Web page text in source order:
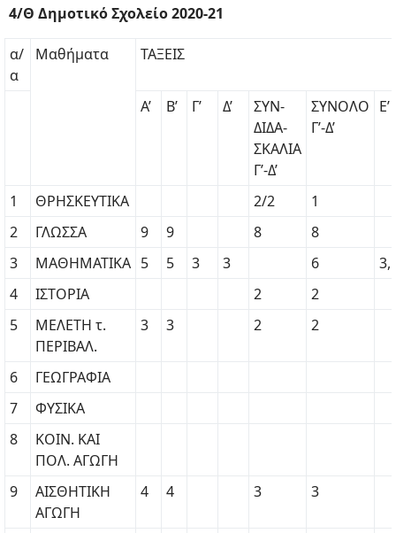
4/Θ Δημοτικό Σχολείο 2020-21
α/
α
Μαθήματα ΤΑΞΕΙΣ
Α’ Β’ Γ’ Δ’
ΣΥΝ-
ΔΙΔΑ-
ΣΚΑΛΙΑ
Γ’-Δ’
ΣΥΝΟΛΟ
Γ’-Δ’
Ε’
1 ΘΡΗΣΚΕΥΤΙΚΑ 2/2
1
2
ΓΛΩΣΣΑ 9 9 8
8
3
ΜΑΘΗΜΑΤΙΚΑ 5 5 3 3 6
4
ΙΣΤΟΡΙΑ 2
2
5
ΜΕΛΕΤΗ τ.
ΠΕΡΙΒΑΛ.
3 3 2 2
6
ΓΕΩΓΡΑΦΙΑ
7
ΦΥΣΙΚΑ
8
ΚΟΙΝ. KAI
ΠΟΛ. ΑΓΩΓΗ
9
ΑΙΣΘΗΤΙΚΗ
ΑΓΩΓΗ
4 4 3 3